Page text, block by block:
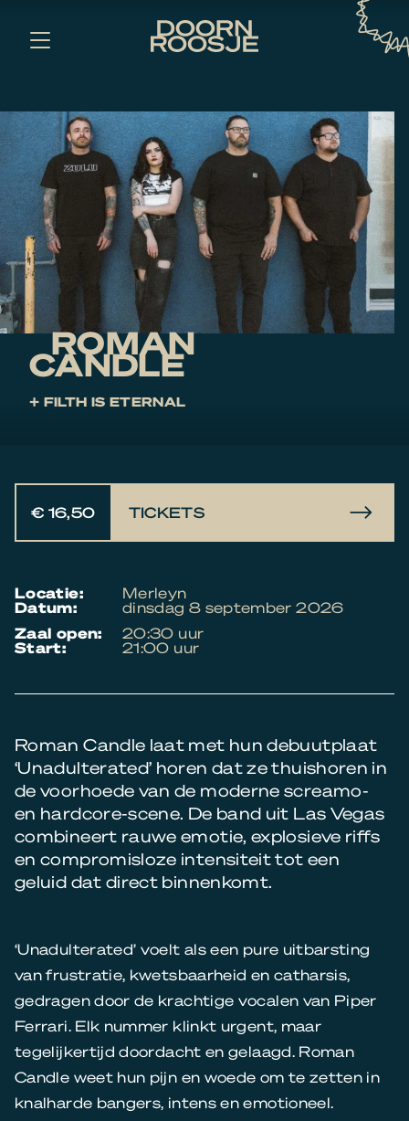
ROMAN
CANDLE
+ FILTH IS ETERNAL
€ 16,50 TICKETS
locatie: Merleyn
datum:
dinsdag 8 september 2026
zaal open:
20:30 uur
start: 21:00 uur
Roman Candle laat met hun debuutplaat
‘Unadulterated’ horen dat ze thuishoren in
de voorhoede van de moderne screamo-
en hardcore-scene. De band uit Las Vegas
combineert rauwe emotie, explosieve riffs
en compromisloze intensiteit tot een
geluid dat direct binnenkomt.
‘Unadulterated’ voelt als een pure uitbarsting
van frustratie, kwetsbaarheid en catharsis,
gedragen door de krachtige vocalen van Piper
Ferrari. Elk nummer klinkt urgent, maar
tegelijkertijd doordacht en gelaagd. Roman
Candle weet hun pijn en woede om te zetten in
knalharde bangers, intens en emotioneel.